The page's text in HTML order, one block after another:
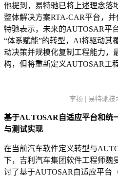
他提到，易特驰已将上述理念落
整体解决方案RTA-CAR平台，
特驰表示，未来的AUTOSAR平
“体系赋能”的转型，AI将驱动其
动决策并规模化复制工程能力，
构，但将重新定义AUTOSAR工程
李扬 | 易特驰技
基于AUTOSAR自适应平台和统
与测试实现
在当前汽车软件定义转型与
下，吉利汽车集团软件工程师魏
讨了基于AUTOSAR自适应平台